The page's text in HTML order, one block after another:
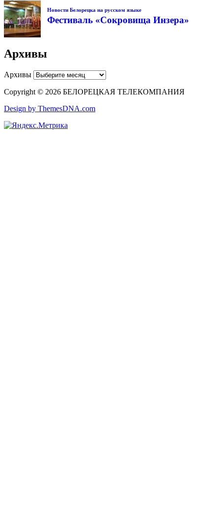
Новости Белорецка на русском языке
Фестиваль «Сокровища Инзера»
Архивы
Архивы
Copyright © 2026 БЕЛОРЕЦКАЯ ТЕЛЕКОМПАНИЯ
Design by ThemesDNA.com